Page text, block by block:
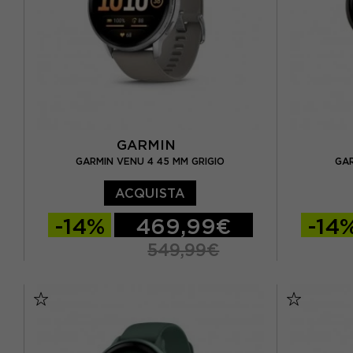
GARMIN
GARMIN VENU 4 45 MM GRIGIO
ACQUISTA
-14% 469,99€
549,99€
-